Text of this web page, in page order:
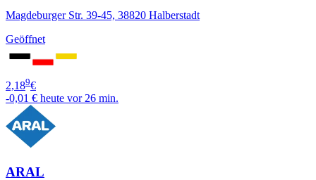
Magdeburger Str. 39-45, 38820 Halberstadt
Geöffnet
2,189€
-0,01 € heute vor 26 min.
ARAL